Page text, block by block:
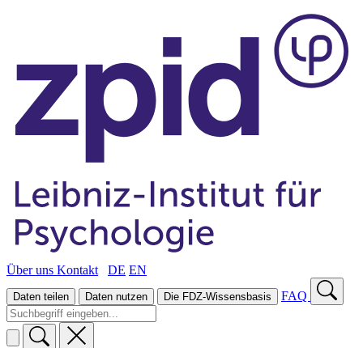
Über uns Kontakt DE EN
Daten teilen Daten nutzen Die FDZ-Wissensbasis FAQ